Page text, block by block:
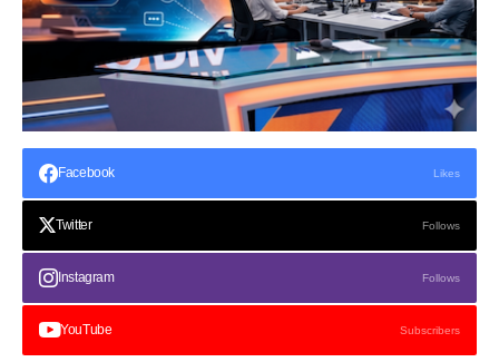
Facebook Likes
Twitter Follows
Instagram Follows
YouTube Subscribers